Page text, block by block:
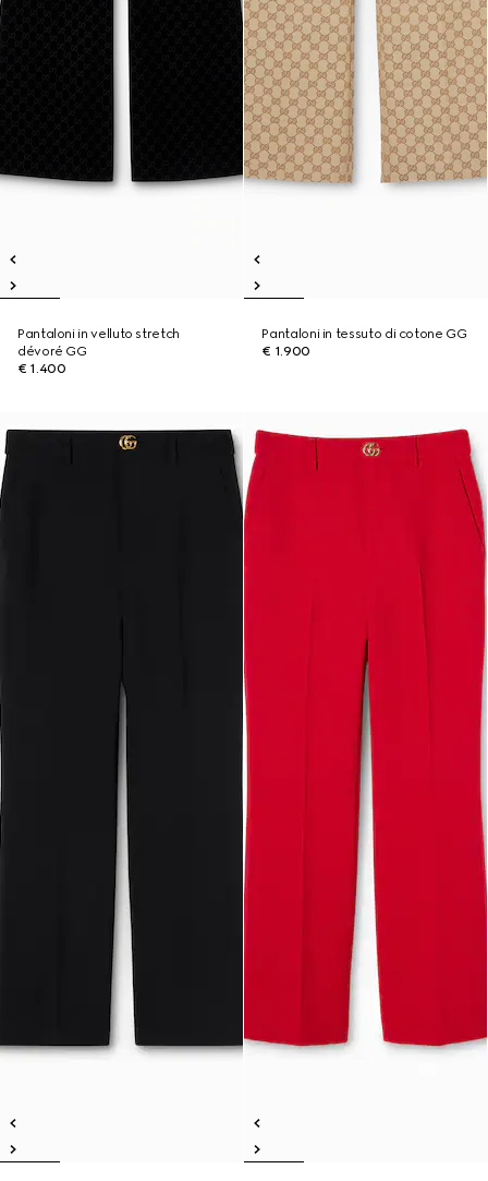
Pantaloni in velluto stretch
dévoré GG
€ 1.400
Pantaloni in tessuto di cotone GG
€ 1.900